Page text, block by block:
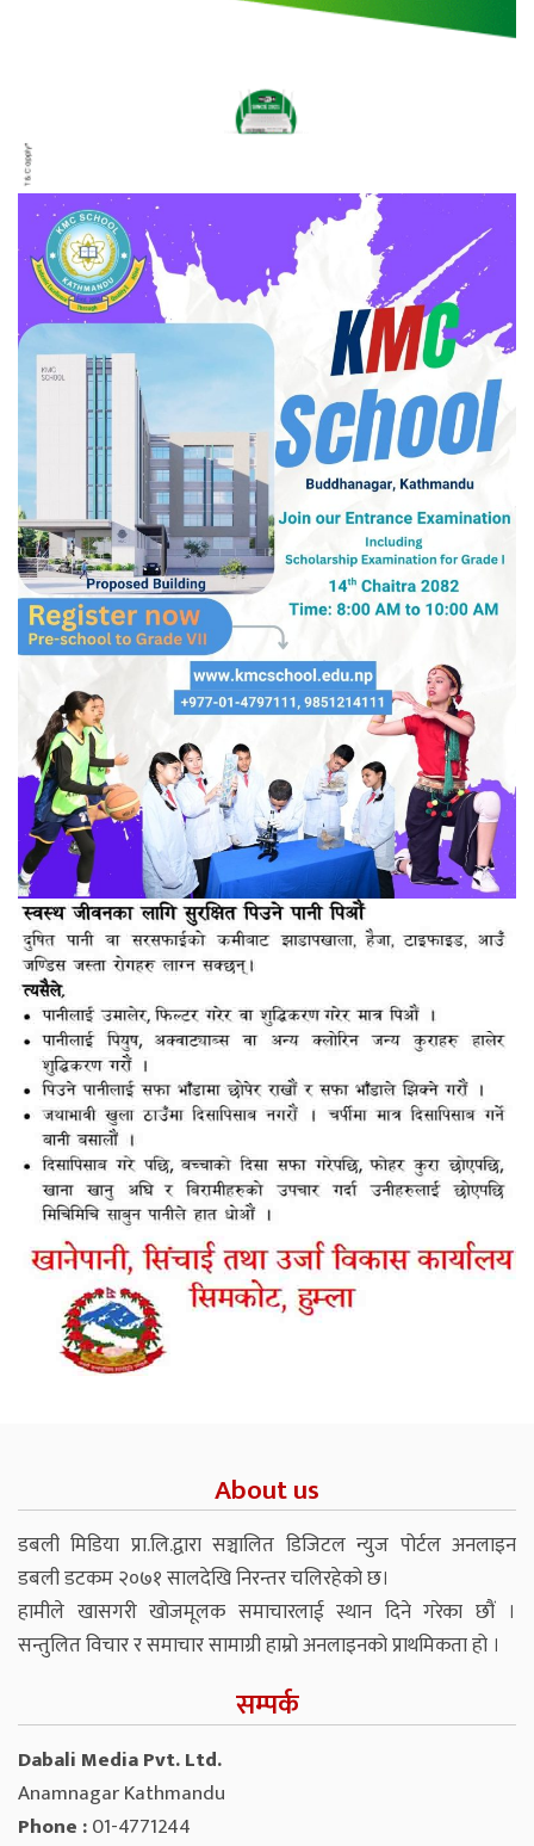
About us
डबली मिडिया प्रा.लि.द्वारा सञ्चालित डिजिटल न्युज पोर्टल अनलाइन
डबली डटकम २०७१ सालदेखि निरन्तर चलिरहेको छ।
हामीले खासगरी खोजमूलक समाचारलाई स्थान दिने गरेका छौं ।
सन्तुलित विचार र समाचार सामाग्री हाम्रो अनलाइनको प्राथमिकता हो ।
सम्पर्क
Dabali Media Pvt. Ltd.
Anamnagar Kathmandu
Phone :01-4771244